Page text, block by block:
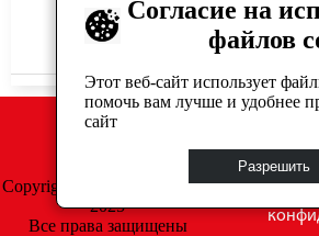
Нет в наличии
Согласие на
файлов
Этот веб-сайт использует
помочь вам лучше и удобнее
сайт
Разрешить
Copyright © GrosAuto 2019 -
2025
Все права защищены